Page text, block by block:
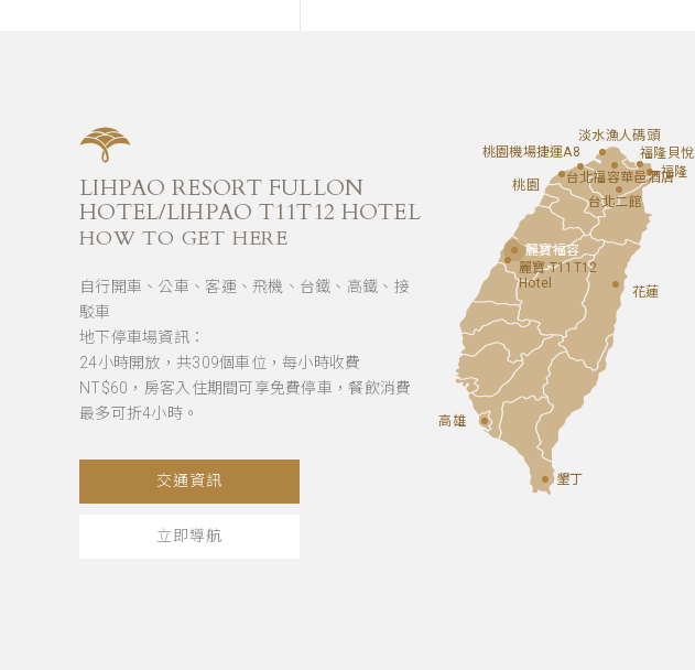
LIHPAO RESORT FULLON
HOTEL/LIHPAO T11T12 HOTEL
HOW TO GET HERE
自行開車、公車、客運、飛機、台鐵、高鐵、接
駁車
地下停車場資訊：
24小時開放，共309個車位，每小時收費
NT$60，房客入住期間可享免費停車，餐飲消費
最多可折4小時。
交通資訊
立即導航
淡水漁人碼頭
麗寶福容
麗寶 T11T12
Hotel
墾丁
花蓮
福隆
台北福容華邑酒店
台北二館
桃園機場捷運A8
桃園
高雄
福隆貝悅